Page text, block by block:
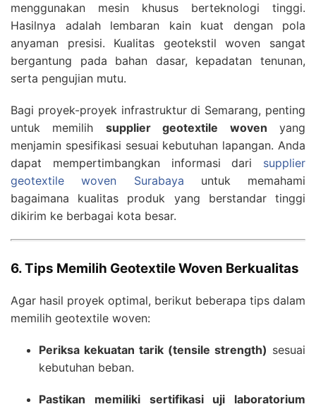
menggunakan mesin khusus berteknologi tinggi.
Hasilnya adalah lembaran kain kuat dengan pola
anyaman presisi. Kualitas geotekstil woven sangat
bergantung pada bahan dasar, kepadatan tenunan,
serta pengujian mutu.
Bagi proyek-proyek infrastruktur di Semarang, penting
untuk memilih supplier geotextile woven yang
menjamin spesifikasi sesuai kebutuhan lapangan. Anda
dapat mempertimbangkan informasi dari supplier
geotextile woven Surabaya untuk memahami
bagaimana kualitas produk yang berstandar tinggi
dikirim ke berbagai kota besar.
6. Tips Memilih Geotextile Woven Berkualitas
Agar hasil proyek optimal, berikut beberapa tips dalam
memilih geotextile woven:
Periksa kekuatan tarik (tensile strength) sesuai
kebutuhan beban.
Pastikan memiliki sertifikasi uji laboratorium